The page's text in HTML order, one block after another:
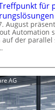
für
August
Automation
auf der
AG